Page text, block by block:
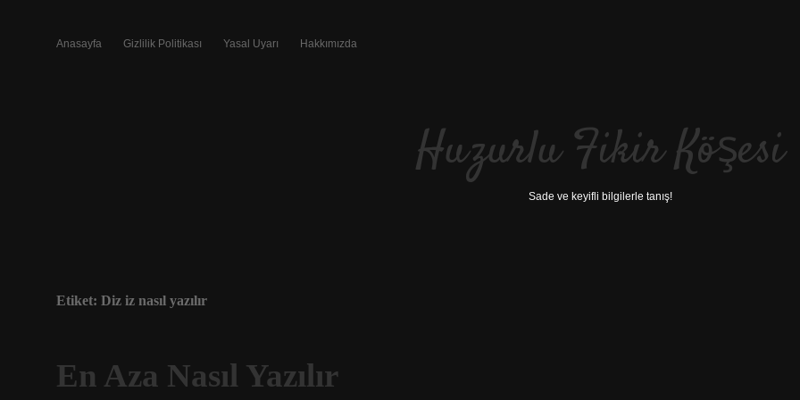
Anasayfa Gizlilik Politikası Yasal Uyarı Hakkımızda
Huzurlu Fikir Köşesi
Sade ve keyifli bilgilerle tanış!
Etiket: Diz iz nasıl yazılır
En Aza Nasıl Yazılır